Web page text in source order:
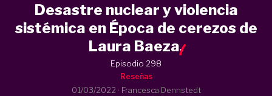
Desastre nuclear y violencia
sistémica en Época de cerezos de
Laura Baeza.
Episodio 298
Reseñas
01/03/2022 · Francesca Dennstedt